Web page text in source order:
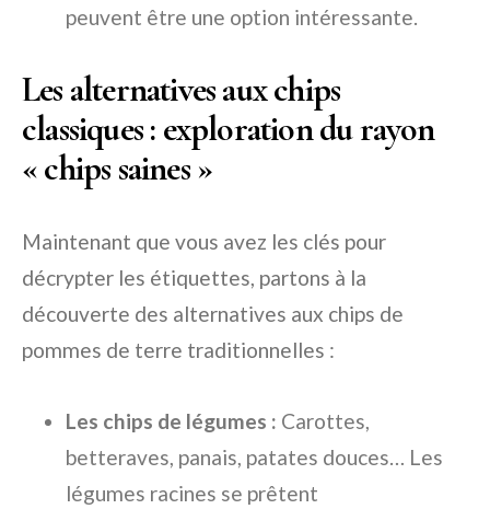
peuvent être une option intéressante.
Les alternatives aux chips
classiques : exploration du rayon
« chips saines »
Maintenant que vous avez les clés pour
décrypter les étiquettes, partons à la
découverte des alternatives aux chips de
pommes de terre traditionnelles :
Les chips de légumes : Carottes,
betteraves, panais, patates douces… Les
légumes racines se prêtent